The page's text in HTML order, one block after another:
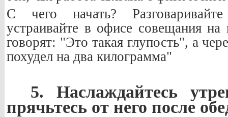
С чего начать?
устраивайте в офисе совещания
говорят: "Это такая глупость", а
похудел на два килограмма"
5. Наслаждайтесь
прячьтесь от него после